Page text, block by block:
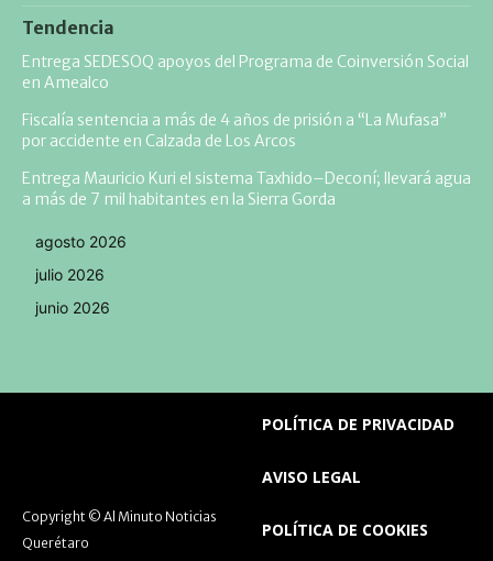
Tendencia
Entrega SEDESOQ apoyos del Programa de Coinversión Social
en Amealco
Fiscalía sentencia a más de 4 años de prisión a “La Mufasa”
por accidente en Calzada de Los Arcos
Entrega Mauricio Kuri el sistema Taxhido–Deconí; llevará agua
a más de 7 mil habitantes en la Sierra Gorda
agosto 2026
julio 2026
junio 2026
Copyright © Al Minuto Noticias
Querétaro
POLÍTICA DE PRIVACIDAD
AVISO LEGAL
POLÍTICA DE COOKIES